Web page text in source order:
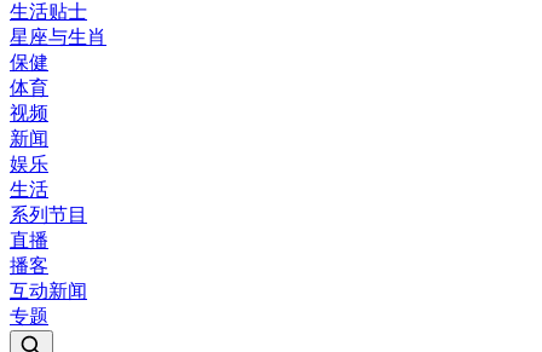
生活贴士
星座与生肖
保健
体育
视频
新闻
娱乐
生活
系列节目
直播
播客
互动新闻
专题